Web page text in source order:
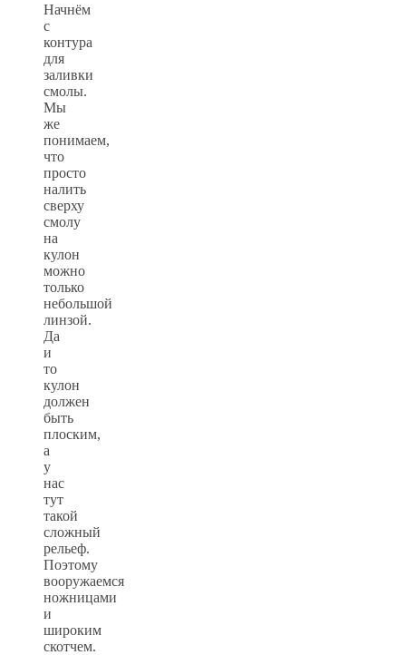
Начнём
с
контура
для
заливки
смолы.
Мы
же
понимаем,
что
просто
налить
сверху
смолу
на
кулон
можно
только
небольшой
линзой.
Да
и
то
кулон
должен
быть
плоским,
а
у
нас
тут
такой
сложный
рельеф.
Поэтому
вооружаемся
ножницами
и
широким
скотчем.